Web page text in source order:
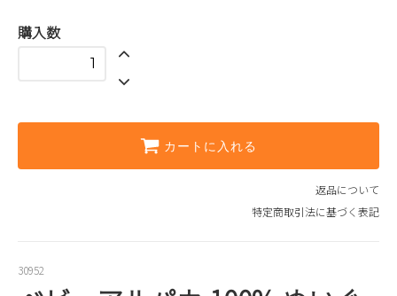
購入数
カートに入れる
返品について
特定商取引法に基づく表記
30952